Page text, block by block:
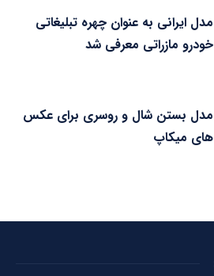
مدل ایرانی به عنوان چهره تبلیغاتی
خودرو مازراتی معرفی شد
مدل بستن شال و روسری برای عکس
های میکاپ